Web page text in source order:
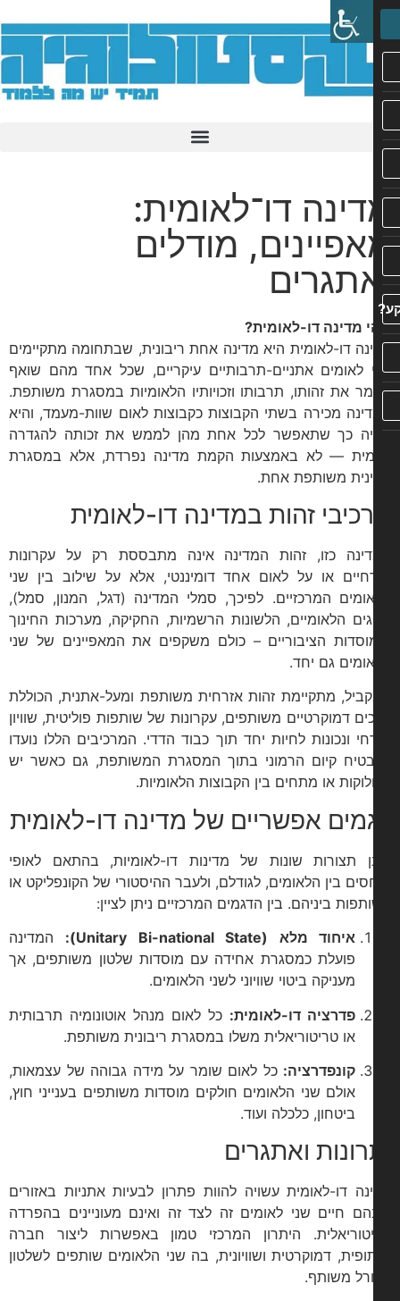
דו־לאומית:
מודלים
מדינה דו-לאומית?
דו-לאומית היא מדינה אחת ריבונית, שבתחומה מתקיימים
לאומים אתניים-תרבותיים עיקריים, שכל אחד מהם שואף
את זהותו, תרבותו וזכויותיו הלאומיות במסגרת משותפת.
מכירה בשתי הקבוצות כקבוצות לאום שוות-מעמד, והיא
כך שתאפשר לכל אחת מהן לממש את זכותה להגדרה
— לא באמצעות הקמת מדינה נפרדת, אלא במסגרת
משותפת אחת.
זהות במדינה דו-לאומית
כזו, זהות המדינה אינה מתבססת רק על עקרונות
או על לאום אחד דומיננטי, אלא על שילוב בין שני
המרכזיים. לפיכך, סמלי המדינה (דגל, המנון, סמל),
הלאומיים, הלשונות הרשמיות, החקיקה, מערכות החינוך
הציבוריים – כולם משקפים את המאפיינים של שני
גם יחד.
מתקיימת זהות אזרחית משותפת ומעל-אתנית, הכוללת
דמוקרטיים משותפים, עקרונות של שותפות פוליטית, שוויון
ונכונות לחיות יחד תוך כבוד הדדי. המרכיבים הללו נועדו
קיום הרמוני בתוך המסגרת המשותפת, גם כאשר יש
או מתחים בין הקבוצות הלאומיות.
אפשריים של מדינה דו-לאומית
תצורות שונות של מדינות דו-לאומיות, בהתאם לאופי
בין הלאומים, לגודלם, ולעבר ההיסטורי של הקונפליקט או
ביניהם. בין הדגמים המרכזיים ניתן לציין:
איחוד מלא (Unitary Bi-national State):
המדינה
פועלת כמסגרת אחידה עם מוסדות שלטון משותפים, אך
מעניקה ביטוי שוויוני לשני הלאומים.
פדרציה דו-לאומית:כל לאום מנהל אוטונומיה תרבותית
או טריטוריאלית משלו במסגרת ריבונית משותפת.
קונפדרציה:כל לאום שומר על מידה גבוהה של עצמאות,
אולם שני הלאומים חולקים מוסדות משותפים בענייני חוץ,
ביטחון, כלכלה ועוד.
ואתגרים
דו-לאומית עשויה להוות פתרון לבעיות אתניות באזורים
חיים שני לאומים זה לצד זה ואינם מעוניינים בהפרדה
היתרון המרכזי טמון באפשרות ליצור חברה
דמוקרטית ושוויונית, בה שני הלאומים שותפים לשלטון
משותף.